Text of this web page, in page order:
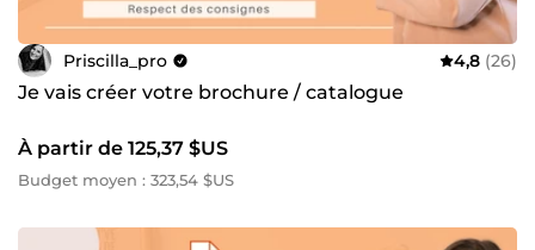
Priscilla_pro 4,8 (26)
Je vais créer votre brochure / catalogue
À partir de 125,37 $US
Budget moyen : 323,54 $US